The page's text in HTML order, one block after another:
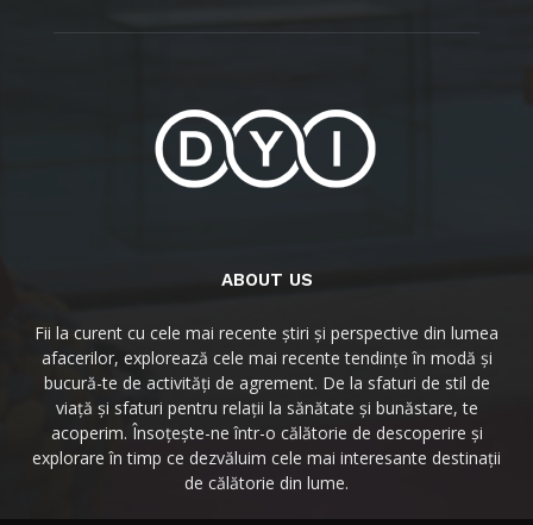
ABOUT US
Fii la curent cu cele mai recente știri și perspective din lumea
afacerilor, explorează cele mai recente tendințe în modă și
bucură-te de activități de agrement. De la sfaturi de stil de
viață și sfaturi pentru relații la sănătate și bunăstare, te
acoperim. Însoțește-ne într-o călătorie de descoperire și
explorare în timp ce dezvăluim cele mai interesante destinații
de călătorie din lume.